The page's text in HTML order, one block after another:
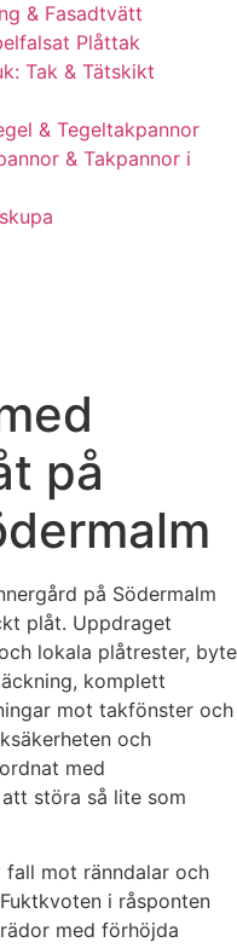
& Fasadtvätt
Plåttak
Tak & Tätskikt
& Tegeltakpannor
& Takpannor i
på
på Södermalm
plåt. Uppdraget
lokala plåtrester, byte
komplett
mot takfönster och
och
med
störa så lite som
mot ränndalar och
i råsponten
med förhöjda